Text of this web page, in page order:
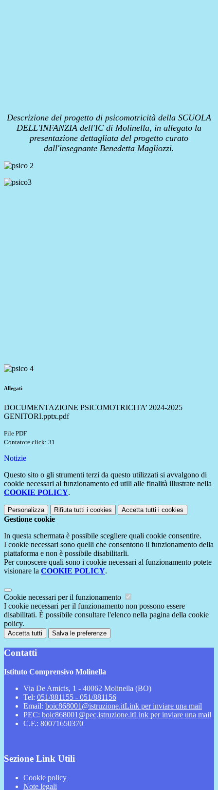
Descrizione del progetto di psicomotricità della SCUOLA
DELL'INFANZIA dell'IC di Molinella, in allegato la
presentazione dettagliata del progetto curato
dall'insegnante Benedetta Magliozzi.
Allegati
DOCUMENTAZIONE PSICOMOTRICITA’ 2024-2025
GENITORI.pptx.pdf
File PDF
Contatore click: 31
Notizie
Questo sito o gli strumenti terzi da questo utilizzati si avvalgono di
cookie necessari al funzionamento ed utili alle finalità illustrate nella
COOKIE POLICY.
Personalizza Rifiuta tutti i cookies Accetta tutti i cookies
Gestione cookie
In questa schermata è possibile scegliere quali cookie consentire.
I cookie necessari sono quelli che consentono il funzionamento della
piattaforma e non è possibile disabilitarli.
Per conoscere quali sono i cookie necessari al funzionamento potete
visionare la COOKIE POLICY.
Cookie necessari per il funzionamento
I cookie necessari per il funzionamento non possono essere
disabilitati. È possibile consultare l'elenco nella pagina della cookie
policy.
Accetta tutti Salva le preferenze
Contatti
Istituto Comprensivo Molinella
Via De Amicis, 1 - 40062 Molinella (BO)
Tel: 051/881155 - 051/881156
Email: boic868001@istruzione.itLink per inviare una mail
PEC: boic868001@pec.istruzione.itLink per inviare una mail
C.F.: 80071650370
Sezione Link Utili
Cookie policy
Note legali